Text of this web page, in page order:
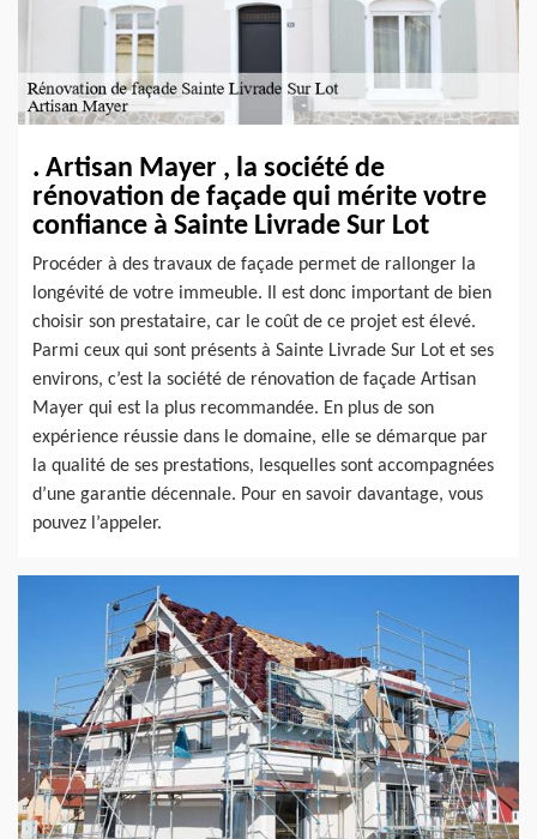
. Artisan Mayer , la société de
rénovation de façade qui mérite votre
confiance à Sainte Livrade Sur Lot
Procéder à des travaux de façade permet de rallonger la
longévité de votre immeuble. Il est donc important de bien
choisir son prestataire, car le coût de ce projet est élevé.
Parmi ceux qui sont présents à Sainte Livrade Sur Lot et ses
environs, c’est la société de rénovation de façade Artisan
Mayer qui est la plus recommandée. En plus de son
expérience réussie dans le domaine, elle se démarque par
la qualité de ses prestations, lesquelles sont accompagnées
d’une garantie décennale. Pour en savoir davantage, vous
pouvez l’appeler.